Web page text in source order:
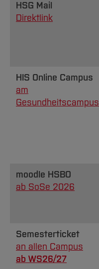
HSG Mail
Direktlink
HIS Online Campus
am
Gesundheitscampus
moodle HSBO
ab SoSe 2026
Semesterticket
an allen Campus
ab WS26/27